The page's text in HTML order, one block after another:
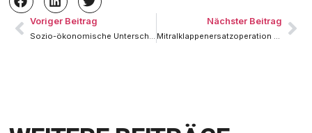
Voriger Beitrag
Sozio-ökonomische Unterschiede in der Lebenserwartung im Ländervergleich
Nächster Beitrag
Mitralklappenersatzoperation oder Mitralklappenrekonstruktion bei ischämischer Herzkrankheit hilfreicher?